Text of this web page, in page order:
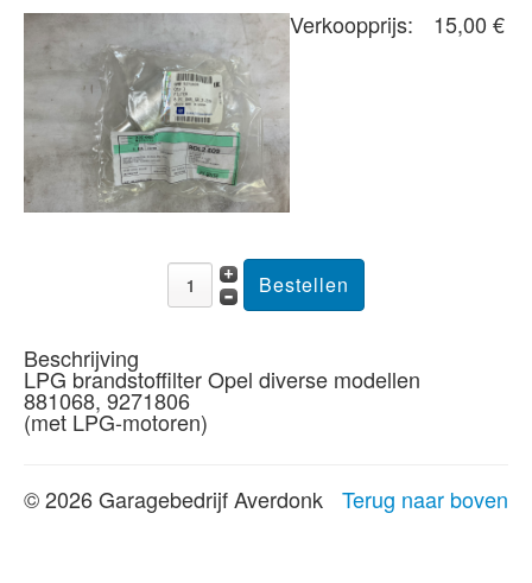
Verkoopprijs:
15,00 €
Beschrijving
LPG brandstoffilter Opel diverse modellen
881068, 9271806
(met LPG-motoren)
Terug naar boven
© 2026 Garagebedrijf Averdonk